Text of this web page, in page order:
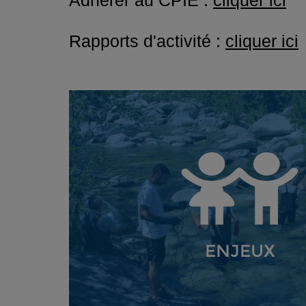
Rapports d'activité : cliquer ici
ENJEUX